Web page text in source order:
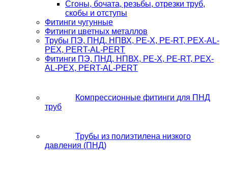
Сгоны, бочата, резьбы, отрезки труб,
скобы и отступы
Фитинги чугунные
Фитинги цветных металлов
Трубы ПЭ, ПНД, НПВХ, PE-X, PE-RT, PEX-AL-
PEX, PERT-AL-PERT
Фитинги ПЭ, ПНД, НПВХ, PE-X, PE-RT, PEX-
AL-PEX, PERT-AL-PERT
Компрессионные фитинги для ПНД
труб
Трубы из полиэтилена низкого
давления (ПНД)